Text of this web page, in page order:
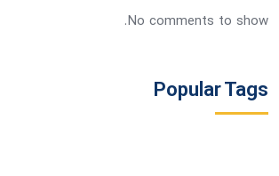
No comments to show.
Popular Tags